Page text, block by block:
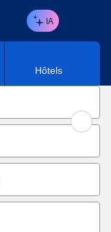
IA
Hôtels